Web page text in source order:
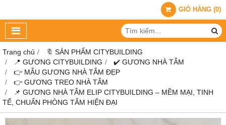
GIỎ HÀNG (0)
Trang chủ
🔖 SẢN PHẨM CITYBUILDING
📍 GƯƠNG CITYBUILDING
✔️ GƯƠNG NHÀ TẮM
👉 MẪU GƯƠNG NHÀ TẮM ĐẸP
👉 GƯƠNG TREO NHÀ TẮM
📌 GƯƠNG NHÀ TẮM ELIP CITYBUILDING – MỀM MẠI, TINH
TẾ, CHUẨN PHÒNG TẮM HIỆN ĐẠI